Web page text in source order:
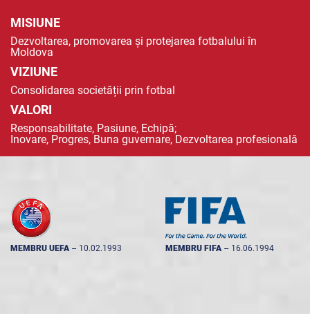
MISIUNE
Dezvoltarea, promovarea și protejarea fotbalului în
Moldova
VIZIUNE
Consolidarea societății prin fotbal
VALORI
Responsabilitate, Pasiune, Echipă;
Inovare, Progres, Buna guvernare, Dezvoltarea profesională
MEMBRU UEFA -- 10.02.1993 MEMBRU FIFA -- 16.06.1994